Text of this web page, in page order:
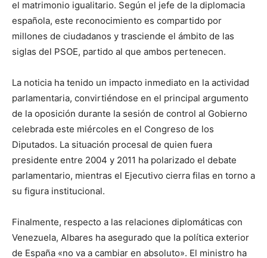
el matrimonio igualitario. Según el jefe de la diplomacia
española, este reconocimiento es compartido por
millones de ciudadanos y trasciende el ámbito de las
siglas del PSOE, partido al que ambos pertenecen.
La noticia ha tenido un impacto inmediato en la actividad
parlamentaria, convirtiéndose en el principal argumento
de la oposición durante la sesión de control al Gobierno
celebrada este miércoles en el Congreso de los
Diputados. La situación procesal de quien fuera
presidente entre 2004 y 2011 ha polarizado el debate
parlamentario, mientras el Ejecutivo cierra filas en torno a
su figura institucional.
Finalmente, respecto a las relaciones diplomáticas con
Venezuela, Albares ha asegurado que la política exterior
de España «no va a cambiar en absoluto». El ministro ha